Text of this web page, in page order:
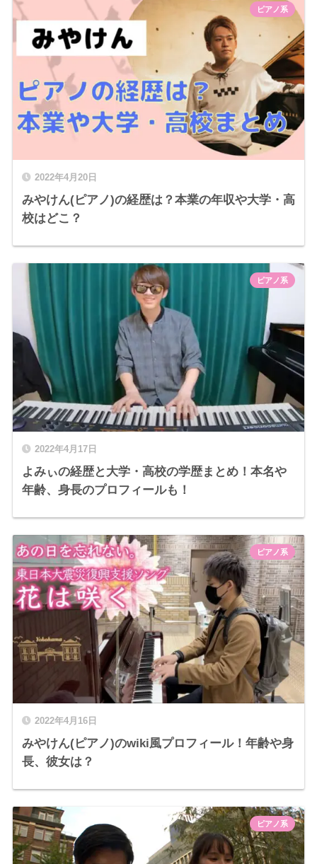
2022年4月20日
みやけん(ピアノ)の経歴は？本業の年収や大学・高
校はどこ？
ピアノ系
2022年4月17日
よみぃの経歴と大学・高校の学歴まとめ！本名や
年齢、身長のプロフィールも！
ピアノ系
2022年4月16日
みやけん(ピアノ)のwiki風プロフィール！年齢や身
長、彼女は？
ピアノ系
ピアノ系